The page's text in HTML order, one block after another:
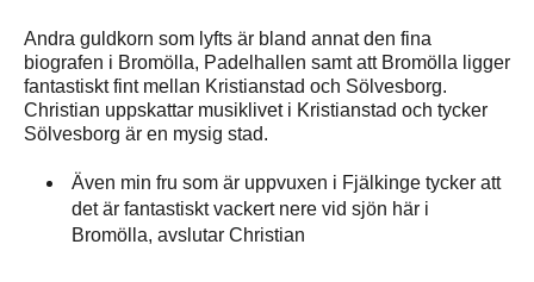
Andra guldkorn som lyfts är bland annat den fina
biografen i Bromölla, Padelhallen samt att Bromölla ligger
fantastiskt fint mellan Kristianstad och Sölvesborg.
Christian uppskattar musiklivet i Kristianstad och tycker
Sölvesborg är en mysig stad.
Även min fru som är uppvuxen i Fjälkinge tycker att
det är fantastiskt vackert nere vid sjön här i
Bromölla, avslutar Christian